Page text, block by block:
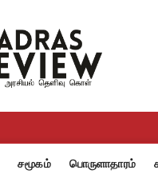
சமூகம் பொருளாதாரம்